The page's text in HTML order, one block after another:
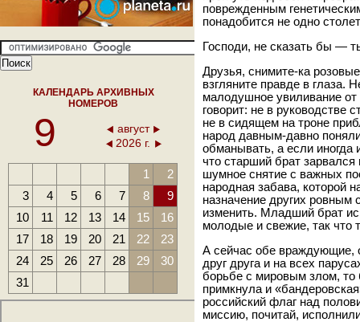
КАЛЕНДАРЬ АРХИВНЫХ
НОМЕРОВ
9
август
2026 г.
1
2
3
4 5 6 7 8
9
10
11 12 13 14 15
16
17
18 19 20 21 22
23
24
25 26 27 28 29
30
31
поврежденным
понадобится не одно
Господи, не сказать бы —
Друзья, снимите-ка
взгляните правде в глаза.
малодушное увиливание
говорит: не в руководстве
не в сидящем на троне
народ давным-давно
обманывать, а если иногда
что старший брат
шумное снятие с важных
народная забава, которой
назначение других ровным
изменить. Младший брат
молодые и свежие, так что
А сейчас обе враждующие,
друг друга и на всех
борьбе с мировым злом, то
примкнула и
российский флаг над
миссию, почитай,